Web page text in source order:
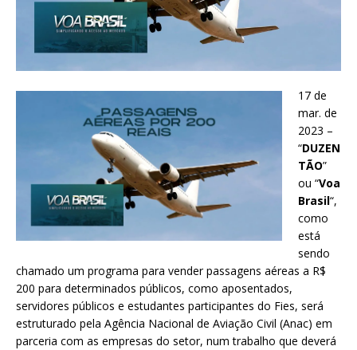
17 de
mar. de
2023 –
“DUZEN
TÃO”
ou “Voa
Brasil“,
como
está
sendo
chamado um programa para vender passagens aéreas a R$
200 para determinados públicos, como aposentados,
servidores públicos e estudantes participantes do Fies, será
estruturado pela Agência Nacional de Aviação Civil (Anac) em
parceria com as empresas do setor, num trabalho que deverá